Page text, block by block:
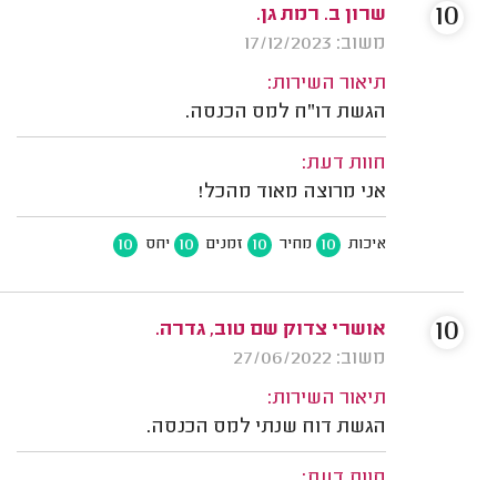
שרון ב. רמת גן.
משוב: 17/12/2023
תיאור השירות:
הגשת דו"ח למס הכנסה.
חוות דעת:
אני מרוצה מאוד מהכל!
איכות 10 מחיר 10 זמנים 10 יחס 10
10
אושרי צדוק שם טוב, גדרה.
משוב: 27/06/2022
תיאור השירות:
הגשת דוח שנתי למס הכנסה.
10